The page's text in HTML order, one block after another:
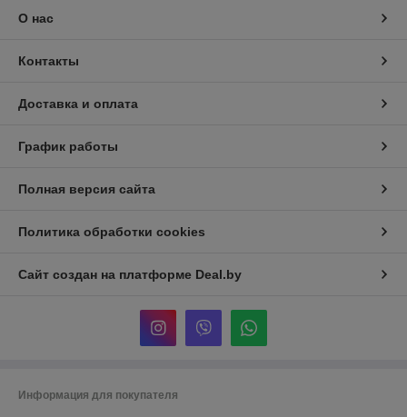
О нас
Контакты
Доставка и оплата
График работы
Полная версия сайта
Политика обработки cookies
Сайт создан на платформе Deal.by
Информация для покупателя